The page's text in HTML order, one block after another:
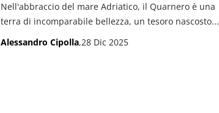
Nell'abbraccio del mare Adriatico, il Quarnero è una
terra di incomparabile bellezza, un tesoro nascosto...
Alessandro Cipolla,28 Dic 2025